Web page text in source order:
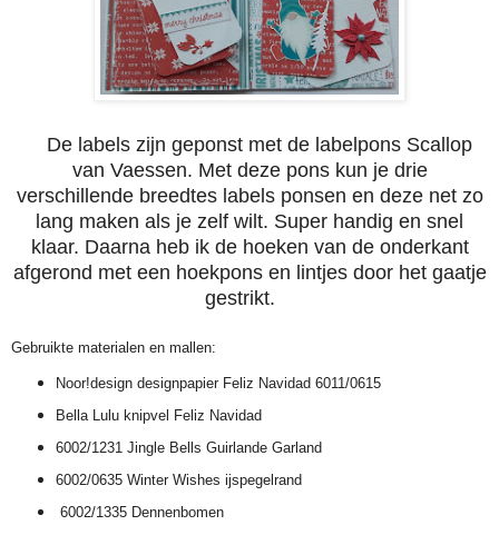
De labels zijn geponst met de labelpons Scallop
van Vaessen. Met deze pons kun je drie
verschillende breedtes labels ponsen en deze net zo
lang maken als je zelf wilt. Super handig en snel
klaar. Daarna heb ik de hoeken van de onderkant
afgerond met een hoekpons en lintjes door het gaatje
gestrikt.
Gebruikte materialen en mallen:
Noor!design designpapier Feliz Navidad 6011/0615
Bella Lulu knipvel Feliz Navidad
6002/1231 Jingle Bells Guirlande Garland
6002/0635 Winter Wishes ijspegelrand
6002/1335 Dennenbomen